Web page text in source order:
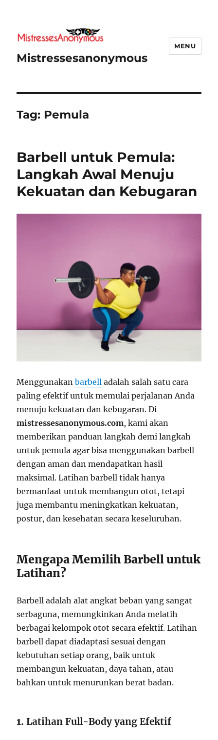
Mistressesanonymous
MENU
Tag: Pemula
Barbell untuk Pemula:
Langkah Awal Menuju
Kekuatan dan Kebugaran
Menggunakanbarbell adalah salah satu cara
paling efektif untuk memulai perjalanan Anda
menuju kekuatan dan kebugaran. Di
mistressesanonymous.com, kami akan
memberikan panduan langkah demi langkah
untuk pemula agar bisa menggunakan barbell
dengan aman dan mendapatkan hasil
maksimal. Latihan barbell tidak hanya
bermanfaat untuk membangun otot, tetapi
juga membantu meningkatkan kekuatan,
postur, dan kesehatan secara keseluruhan.
Mengapa Memilih Barbell untuk
Latihan?
Barbell adalah alat angkat beban yang sangat
serbaguna, memungkinkan Anda melatih
berbagai kelompok otot secara efektif. Latihan
barbell dapat diadaptasi sesuai dengan
kebutuhan setiap orang, baik untuk
membangun kekuatan, daya tahan, atau
bahkan untuk menurunkan berat badan.
1.Latihan Full-Body yang Efektif